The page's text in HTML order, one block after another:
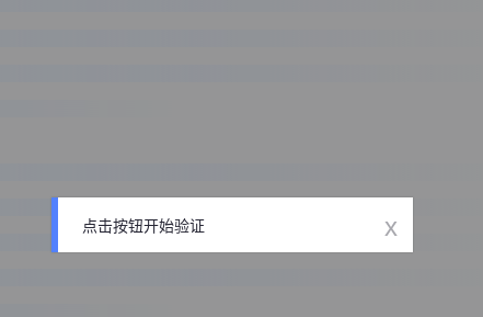
点击按钮开始验证 x